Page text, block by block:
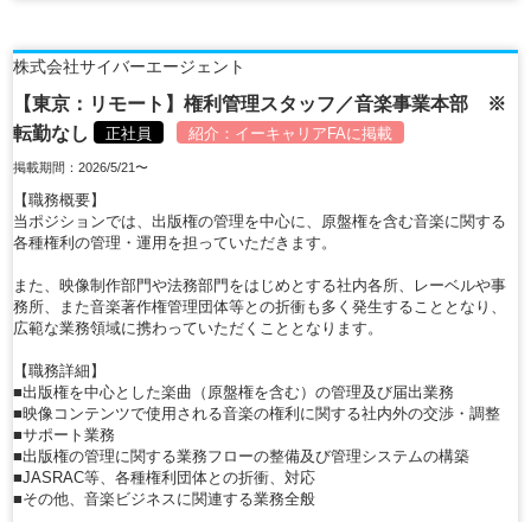
株式会社サイバーエージェント
【東京：リモート】権利管理スタッフ／音楽事業本部 ※
転勤なし
正社員 紹介： イーキャリアFAに掲載
掲載期間：2026/5/21〜
【職務概要】
当ポジションでは、出版権の管理を中心に、原盤権を含む音楽に関する
各種権利の管理・運用を担っていただきます。
また、映像制作部門や法務部門をはじめとする社内各所、レーベルや事
務所、また音楽著作権管理団体等との折衝も多く発生することとなり、
広範な業務領域に携わっていただくこととなります。
【職務詳細】
■出版権を中心とした楽曲（原盤権を含む）の管理及び届出業務
■映像コンテンツで使用される音楽の権利に関する社内外の交渉・調整
■サポート業務
■出版権の管理に関する業務フローの整備及び管理システムの構築
■JASRAC等、各種権利団体との折衝、対応
■その他、音楽ビジネスに関連する業務全般